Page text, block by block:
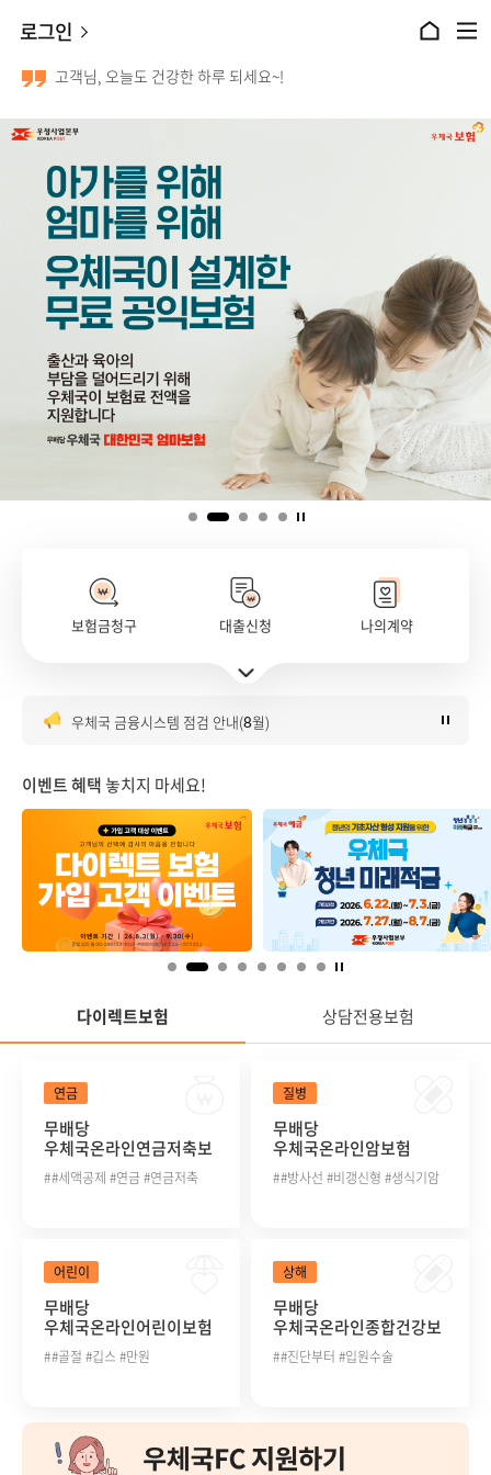
로그인
고객님, 오늘도 건강한 하루 되세요~!
보험금청구 대출신청 나의계약
보험금 팩스 청구 개선 시행 안내('26.7.24.~)
우체국 금융시스템 점검 안내(8월)
은행대리업 대출대리 판매 안내
보험금 팩스 청구 개선 시행 안내('26.7.24.~)
우정서비스 홈페이지 고객 만족도 조사 개시
우체국 금융시스템 점검 안내(8월)
우체국 다이렉트보험 가입 이벤트
은행대리업 대출대리 판매 안내
보험금 팩스 청구 개선 시행 안내('26.7.24.~)
이벤트 혜택놓치지 마세요!
다이렉트보험 상담전용보험
연금
무배당
우체국온라인연금저축보
험 2504
#세액공제 #연금 #연금저축
질병
무배당
우체국온라인암보험
2504
#방사선 #비갱신형 #생식기암
어린이
무배당
우체국온라인어린이보험
2504
#골절 #깁스 #만원
상해
무배당
우체국온라인종합건강보
험(갱신형) 2504
#진단부터 #입원수술